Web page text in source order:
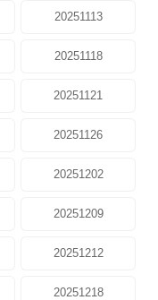
20251113
20251118
20251121
20251126
20251202
20251209
20251212
20251218